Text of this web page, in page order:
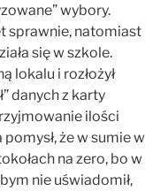
wybory.
sprawnie, natomiast
się w szkole.
lokalu i rozłożył
danych z karty
ilości
że w sumie w
na zero, bo w
nie uświadomił,